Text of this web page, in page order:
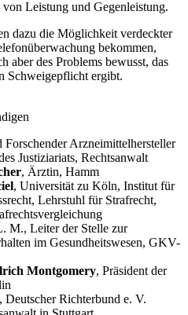
Leistung und Gegenleistung.
dazu die Möglichkeit verdeckter
bekommen,
aber des Problems bewusst, das
Schweigepflicht ergibt.
Forschender Arzneimittelhersteller
Justiziariats, Rechtsanwalt
, Ärztin, Hamm
, Universität zu Köln, Institut für
Lehrstuhl für Strafrecht,
M., Leiter der Stelle zur
im Gesundheitswesen, GKV-
Montgomery, Präsident der
, Deutscher Richterbund e. V.